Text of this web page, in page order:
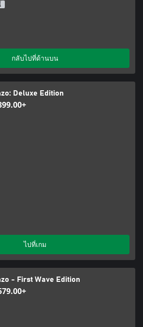
กลับไปที่ด้านบน
Deluxe Edition
ไปที่เกม
- First Wave Edition